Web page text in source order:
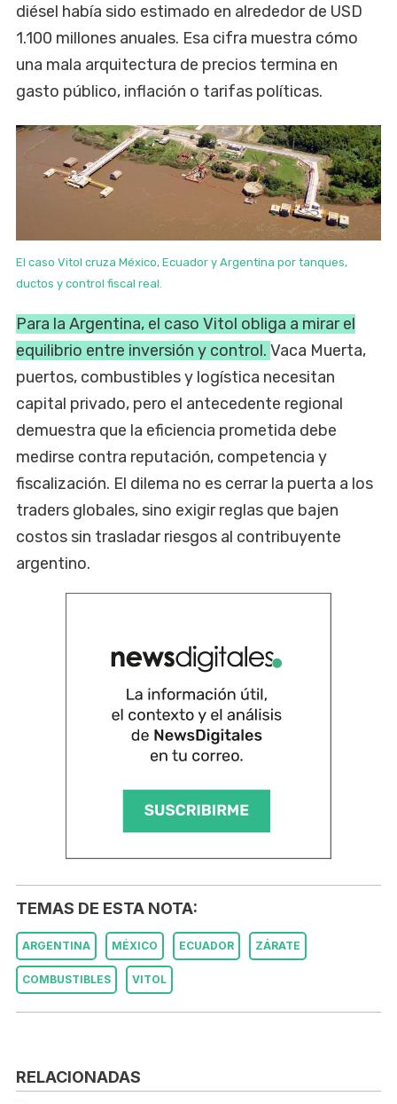
diésel había sido estimado en alrededor de USD
1.100 millones anuales. Esa cifra muestra cómo
una mala arquitectura de precios termina en
gasto público, inflación o tarifas políticas.
El caso Vitol cruza México, Ecuador y Argentina por tanques,
ductos y control fiscal real.
Para la Argentina, el caso Vitol obliga a mirar el
equilibrio entre inversión y control. Vaca Muerta,
puertos, combustibles y logística necesitan
capital privado, pero el antecedente regional
demuestra que la eficiencia prometida debe
medirse contra reputación, competencia y
fiscalización. El dilema no es cerrar la puerta a los
traders globales, sino exigir reglas que bajen
costos sin trasladar riesgos al contribuyente
argentino.
TEMAS DE ESTA NOTA:
ARGENTINA MÉXICO ECUADOR ZÁRATE
COMBUSTIBLES VITOL
RELACIONADAS